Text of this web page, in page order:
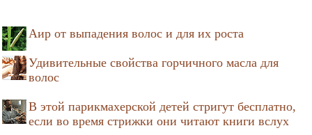
Аир от выпадения волос и для их роста
Удивительные свойства горчичного масла для
волос
В этой парикмахерской детей стригут бесплатно,
если во время стрижки они читают книги вслух